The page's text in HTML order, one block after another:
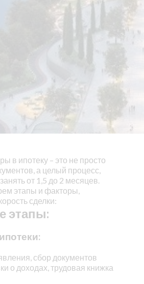
в ипотеку – это не просто
а целый процесс,
от 1,5 до 2 месяцев.
этапы и факторы,
сделки:
этапы:
сбор документов
о доходах, трудовая книжка